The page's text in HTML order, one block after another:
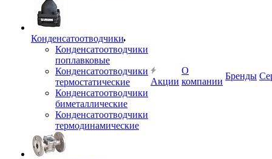
Конденсатоотводчики
Конденсатоотводчики
поплавковые
Конденсатоотводчики
термостатические
Конденсатоотводчики
биметаллические
Конденсатоотводчики
термодинамические
Акции
О
компании
Бренды